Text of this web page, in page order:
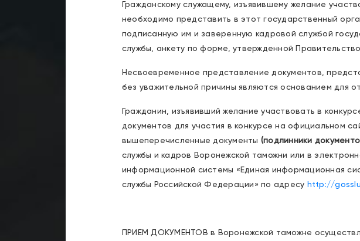
Гражданскому служащему, изъявившему желание
необходимо представить в этот государственный
подписанную им и заверенную кадровой службой
службы, анкету по форме, утвержденной
Несвоевременное представление документов,
без уважительной причины являются основанием для
Гражданин, изъявивший желание участвовать в
документов для участия в конкурсе на официальном
вышеперечисленные документы (подлинники
службы и кадров Воронежской таможни или в
информационной системы «Единая информационная
службы Российской Федерации» по адресу http://
ПРИЕМ ДОКУМЕНТОВ в Воронежской таможне